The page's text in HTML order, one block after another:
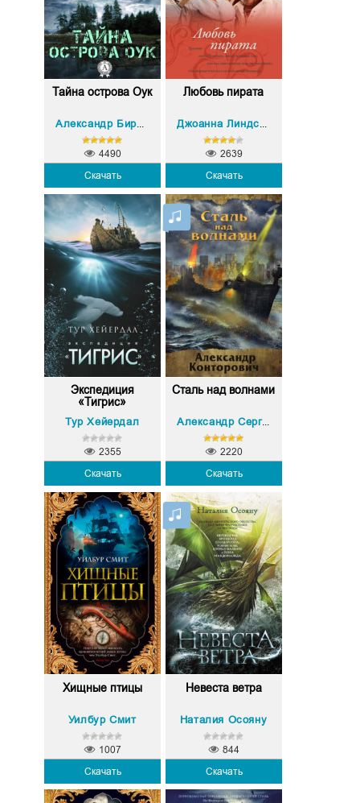
Тайна острова Оук
Александр Бирюк
Скачать
4490
Любовь пирата
Джоанна Линдсей
Скачать
2639
Экспедиция
«Тигрис»
Тур Хейердал
Скачать
2355
Сталь над волнами
Александр Сергеевич Конторович
Скачать
2220
Хищные птицы
Уилбур Смит
Скачать
1007
Невеста ветра
Наталия Осояну
Скачать
844